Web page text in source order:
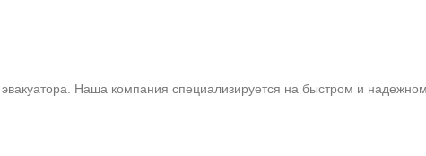
Наша компания специализируется на быстром и